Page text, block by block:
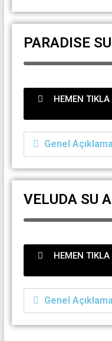
PARADISE
HEMEN TIKLA
Genel
VELUDA SU
HEMEN TIKLA
Genel